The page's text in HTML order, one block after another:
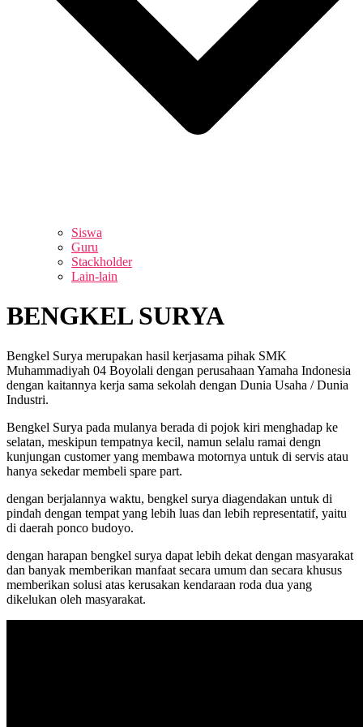
Siswa
Guru
Stackholder
Lain-lain
BENGKEL SURYA
Bengkel Surya merupakan hasil kerjasama pihak SMK
Muhammadiyah 04 Boyolali dengan perusahaan Yamaha Indonesia
dengan kaitannya kerja sama sekolah dengan Dunia Usaha / Dunia
Industri.
Bengkel Surya pada mulanya berada di pojok kiri menghadap ke
selatan, meskipun tempatnya kecil, namun selalu ramai dengn
kunjungan customer yang membawa motornya untuk di servis atau
hanya sekedar membeli spare part.
dengan berjalannya waktu, bengkel surya diagendakan untuk di
pindah dengan tempat yang lebih luas dan lebih representatif, yaitu
di daerah ponco budoyo.
dengan harapan bengkel surya dapat lebih dekat dengan masyarakat
dan banyak memberikan manfaat secara umum dan secara khusus
memberikan solusi atas kerusakan kendaraan roda dua yang
dikelukan oleh masyarakat.